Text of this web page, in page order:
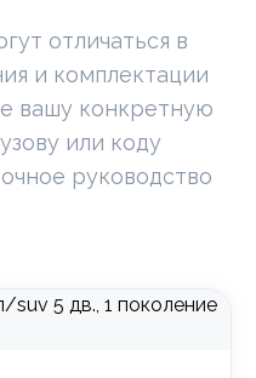
отличаться в
и комплектации
вашу конкретную
или коду
руководство